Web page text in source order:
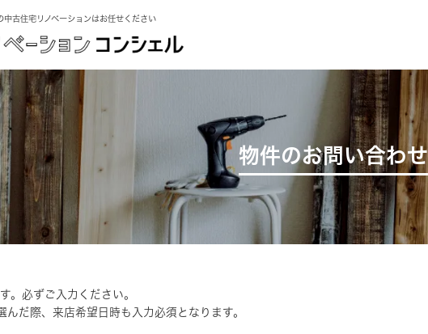
中古住宅リノベーションはお任せください
物件のお問い合わせ
。必ずご入力ください。
んだ際、来店希望日時も入力必須となります。